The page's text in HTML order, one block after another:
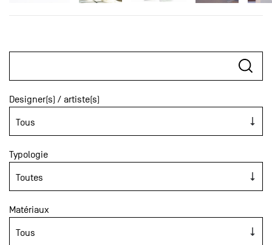
Designer(s) / artiste(s)
Typologie
Matériaux